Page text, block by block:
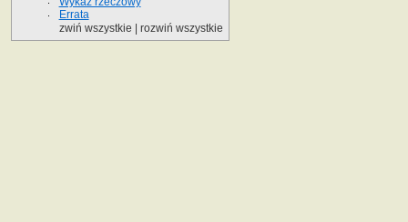
Errata
zwiń wszystkie
rozwiń wszystkie